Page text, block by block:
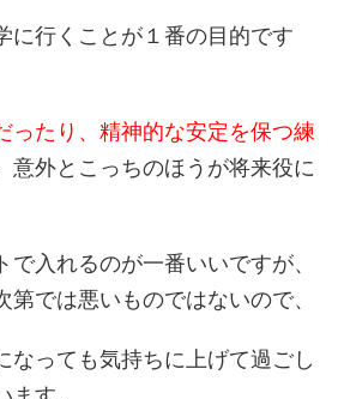
に行くことが１番の目的です
ったり、精神的な安定を保つ練
意外とこっちのほうが将来役に
入れるのが一番いいですが、
では悪いものではないので、
なっても気持ちに上げて過ごし